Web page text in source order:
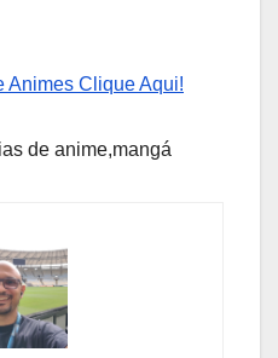
Animes Clique Aqui!
de anime,mangá